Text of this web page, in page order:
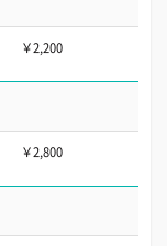
￥2,200
￥2,800